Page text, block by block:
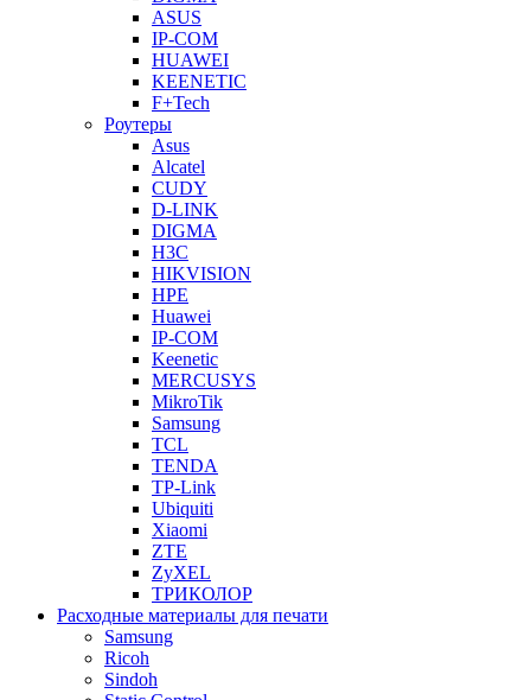
ASUS
IP-COM
HUAWEI
KEENETIC
F+Tech
Роутеры
Asus
Alcatel
CUDY
D-LINK
DIGMA
H3C
HIKVISION
HPE
Huawei
IP-COM
Keenetic
MERCUSYS
MikroTik
Samsung
TCL
TENDA
TP-Link
Ubiquiti
Xiaomi
ZTE
ZyXEL
ТРИКОЛОР
Расходные материалы для печати
Samsung
Ricoh
Sindoh